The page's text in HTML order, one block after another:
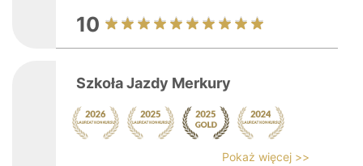
10
Szkoła Jazdy Merkury
Pokaż więcej >>